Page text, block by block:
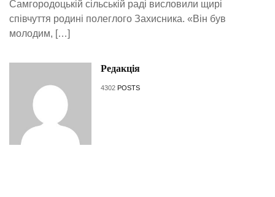
Самгородоцькій сільській раді висловили щирі
співчуття родині полеглого Захисника. «Він був
молодим, […]
Редакція
4302 POSTS